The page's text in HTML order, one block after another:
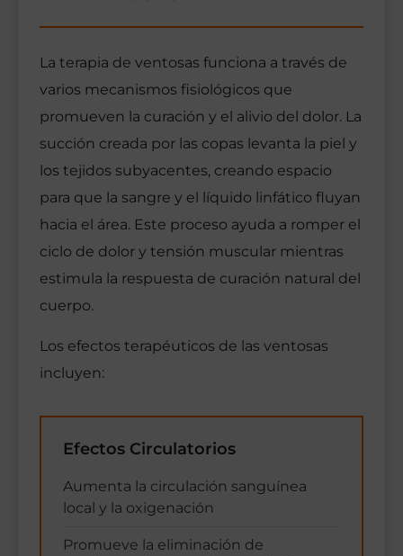
La terapia de ventosas funciona a través de
varios mecanismos fisiológicos que
promueven la curación y el alivio del dolor. La
succión creada por las copas levanta la piel y
los tejidos subyacentes, creando espacio
para que la sangre y el líquido linfático fluyan
hacia el área. Este proceso ayuda a romper el
ciclo de dolor y tensión muscular mientras
estimula la respuesta de curación natural del
cuerpo.
Los efectos terapéuticos de las ventosas
incluyen:
Efectos Circulatorios
Aumenta la circulación sanguínea
local y la oxigenación
Promueve la eliminación de